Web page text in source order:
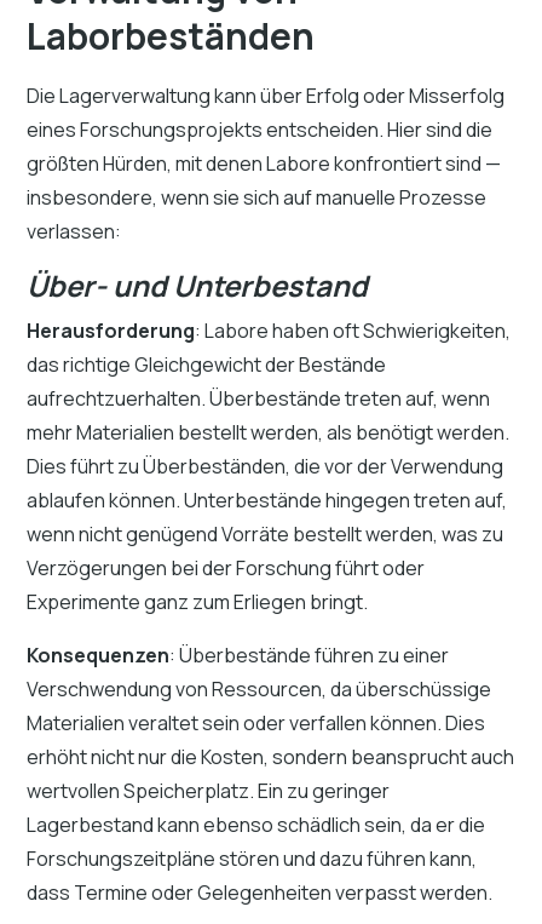
Laborbeständen
Die Lagerverwaltung kann über Erfolg oder Misserfolg
eines Forschungsprojekts entscheiden. Hier sind die
größten Hürden, mit denen Labore konfrontiert sind —
insbesondere, wenn sie sich auf manuelle Prozesse
verlassen:
Über- und Unterbestand
Herausforderung: Labore haben oft Schwierigkeiten,
das richtige Gleichgewicht der Bestände
aufrechtzuerhalten. Überbestände treten auf, wenn
mehr Materialien bestellt werden, als benötigt werden.
Dies führt zu Überbeständen, die vor der Verwendung
ablaufen können. Unterbestände hingegen treten auf,
wenn nicht genügend Vorräte bestellt werden, was zu
Verzögerungen bei der Forschung führt oder
Experimente ganz zum Erliegen bringt.
Konsequenzen: Überbestände führen zu einer
Verschwendung von Ressourcen, da überschüssige
Materialien veraltet sein oder verfallen können. Dies
erhöht nicht nur die Kosten, sondern beansprucht auch
wertvollen Speicherplatz. Ein zu geringer
Lagerbestand kann ebenso schädlich sein, da er die
Forschungszeitpläne stören und dazu führen kann,
dass Termine oder Gelegenheiten verpasst werden.